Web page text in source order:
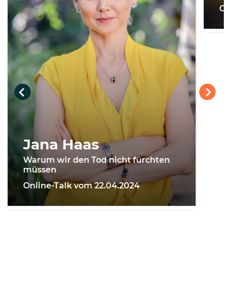
Jana Haas
Warum wir den Tod nicht fürchten
müssen
Online-Talk vom 22.04.2024